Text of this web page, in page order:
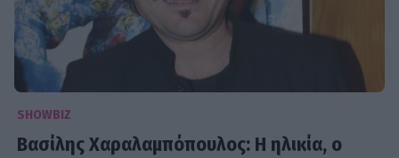
SHOWBIZ
Βασίλης Χαραλαμπόπουλος: Η ηλικία, ο